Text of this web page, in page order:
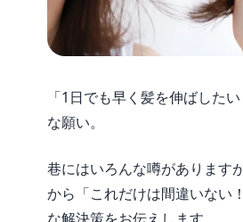
「1日でも早く髪を伸ばした
な願い。
巷にはいろんな噂があります
から「これだけは間違いない